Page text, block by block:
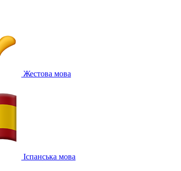
Жестова мова
Іспанська мова